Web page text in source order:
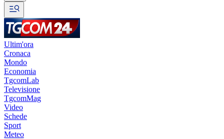
Ultim'ora
Cronaca
Mondo
Economia
TgcomLab
Televisione
TgcomMag
Video
Schede
Sport
Meteo